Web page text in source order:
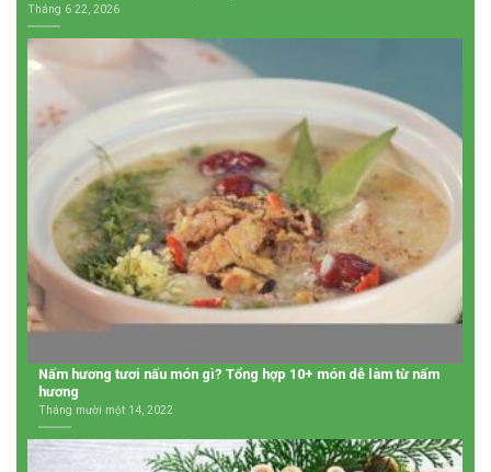
Tháng 6 22, 2026
Nấm hương tươi nấu món gì? Tổng hợp 10+ món dễ làm từ nấm
hương
Tháng mười một 14, 2022